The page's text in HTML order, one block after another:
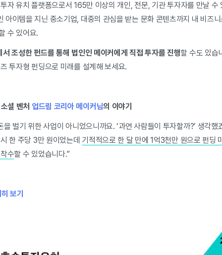
자 유치 플랫폼으로서 165만 이상의 개인, 전문, 기관 투자자를 만날 수
아이템을 지닌 중소기업, 대중의 관심을 받는 문화 콘텐츠까지 내 비즈
수 있어요.
조성한 펀드를 통해 법인인 메이커에게 직접 투자를 진행할 수도 있습
투자형 펀딩으로 미래를 설계해 보세요.
셜 벤처 업드림 코리아 메이커님의 이야기
을 벌기 위한 사업이 아니었으니까요. ‘과연 사람들이 투자할까?’ 생각
한 주당 3만 원이었는데 기적적으로 한 달 만에 1억3천만 원으로 펀딩
수할 수 있었습니다.”
보기